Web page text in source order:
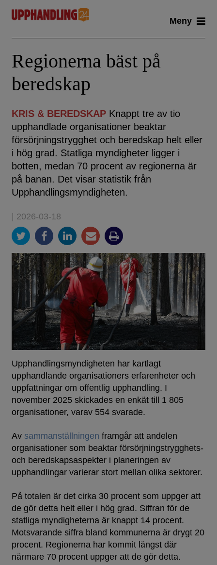
content
Meny
Regionerna bäst på
beredskap
KRIS & BEREDSKAP Knappt tre av tio
upphandlade organisationer beaktar
försörjningstrygghet och beredskap helt eller
i hög grad. Statliga myndigheter ligger i
botten, medan 70 procent av regionerna är
på banan. Det visar statistik från
Upphandlingsmyndigheten.
| 2026-03-18
Upphandlingsmyndigheten har kartlagt
upphandlande organisationers erfarenheter och
uppfattningar om offentlig upphandling. I
november 2025 skickades en enkät till 1 805
organisationer, varav 554 svarade.
Av sammanställningen framgår att andelen
organisationer som beaktar försörjningstrygghets-
och beredskapsaspekter i planeringen av
upphandlingar varierar stort mellan olika sektorer.
På totalen är det cirka 30 procent som uppger att
de gör detta helt eller i hög grad. Siffran för de
statliga myndigheterna är knappt 14 procent.
Motsvarande siffra bland kommunerna är drygt 20
procent. Regionerna har kommit längst där
närmare 70 procent uppger att de gör detta.